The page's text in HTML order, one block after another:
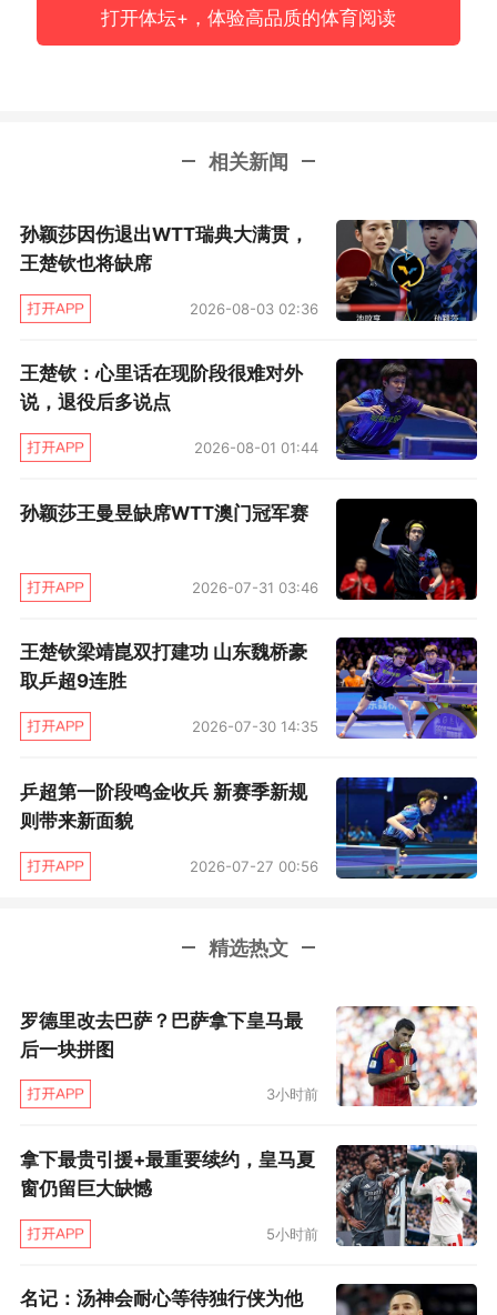
这场北京时间今晚九点将开启的终极决战，将诞
生本届世乒赛首金，王楚钦/孙颖莎也将冲击从休
往战绩都放下，对手有很多特点，我们也没有交
但对于“莎头”而言，今天不仅仅有这场备受关注
的混双决赛，下午时分，二人还需要在单打赛场
首先是王楚钦迎战老对手莫雷加德。在昨晚轻取
林昀儒后，王楚钦锁定一个四强席位，他将和莫
在内战中击败林诗栋，将与新科世界杯冠军卡尔
孙颖莎则在和王楚钦今晚冲击三连冠前，就已经
和大藤沙月进行了交手，昨晚的女单四分之一决
赛，她9比11先丢一局后，重新发动逆转拿下，将
在今天下午和伊藤美诚争夺决赛席位。
而伊藤美诚正是在四分之一决赛淘汰了王艺迪，
打破了中国队包揽女单四强的可能，好在女单下
半区，王曼昱和和陈幸同分别抗住了张本美和与
场女单中日对决，国乒取得了三胜一负的成绩。
半决赛、女单半决赛、混双决赛先后登场，三场
外战，三场强强对话，将是艰苦的一天，期待二
人登顶三连冠，为国乒争得首金！
打开体坛+，体验高品质的体育阅读
相关新闻
孙颖莎因伤退出WTT瑞典大满贯，
王楚钦也将缺席
2026-08-03 02:36
​王楚钦：心里话在现阶段很难对外
说，退役后多说点
2026-08-01 01:44
孙颖莎王曼昱缺席WTT澳门冠军赛
2026-07-31 03:46
王楚钦梁靖崑双打建功 山东魏桥豪
取乒超9连胜
2026-07-30 14:35
乒超第一阶段鸣金收兵 新赛季新规
则带来新面貌
2026-07-27 00:56
精选热文
罗德里改去巴萨？巴萨拿下皇马最
后一块拼图
3小时前
拿下最贵引援+最重要续约，皇马夏
窗仍留巨大缺憾
5小时前
名记：汤神会耐心等待独行侠为他